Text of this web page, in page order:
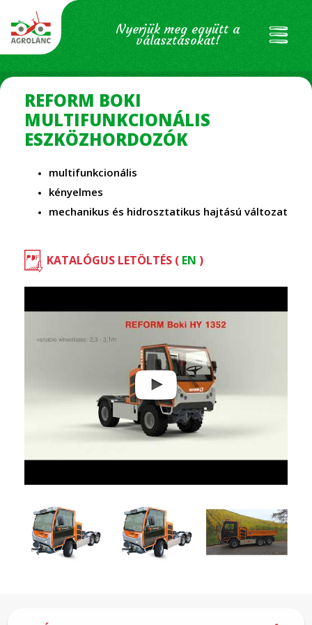
Nyerjük meg együtt a
választásokat!
REFORM BOKI
MULTIFUNKCIONÁLIS
ESZKÖZHORDOZÓK
multifunkcionális
kényelmes
mechanikus és hidrosztatikus hajtású változat
KATALÓGUS LETÖLTÉS ( EN )